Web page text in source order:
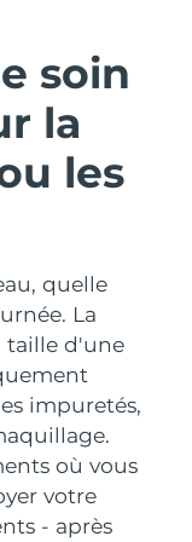
soin
la
les
quelle
La
taille d'une
impuretés,
où vous
votre
- après
the-go
device
therapy
dentaire
toothbrush
LED
estimée
estimée
estimée8/16/26
estimée
estimée8/15/26
estimée8/15/26